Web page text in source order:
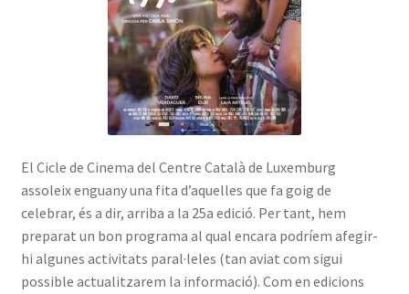
El Cicle de Cinema del Centre Català de Luxemburg
assoleix enguany una fita d’aquelles que fa goig de
celebrar, és a dir, arriba a la 25a edició. Per tant, hem
preparat un bon programa al qual encara podríem afegir-
hi algunes activitats paral·leles (tan aviat com sigui
possible actualitzarem la informació). Com en edicions